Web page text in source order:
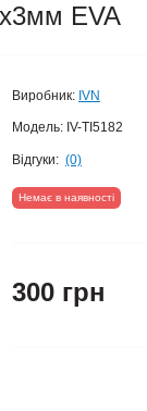
EVA
Виробник: IVN
Модель: IV-TI5182
Відгуки: (0)
Немає в наявності
300 грн